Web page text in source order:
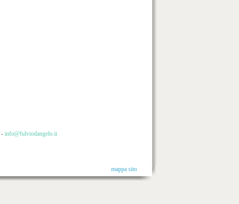
- info@fulviodangelo.it
mappa sito